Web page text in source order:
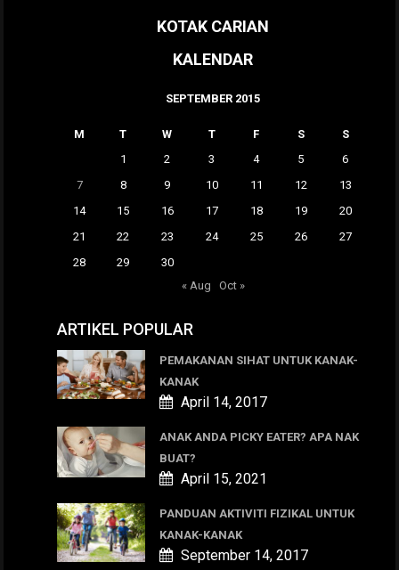
KOTAK CARIAN
KALENDAR
SEPTEMBER 2015
M T W T F S
S
1
2 3 4 5
6
7
8 9 10 11 12
13
14
15 16 17 18 19
20
21
22 23 24 25 26
27
28
29
30
« Aug
Oct »
ARTIKEL POPULAR
PEMAKANAN SIHAT UNTUK KANAK-
KANAK
April 14, 2017
ANAK ANDA PICKY EATER? APA NAK
BUAT?
April 15, 2021
PANDUAN AKTIVITI FIZIKAL UNTUK
KANAK-KANAK
September 14, 2017